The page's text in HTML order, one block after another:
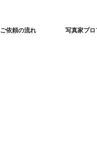
ご依頼の流れ 写真家プ